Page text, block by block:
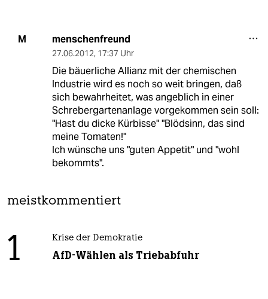
M menschenfreund
27.06.2012, 17:37 Uhr
Die bäuerliche Allianz mit der chemischen
Industrie wird es noch so weit bringen, daß
sich bewahrheitet, was angeblich in einer
Schrebergartenanlage vorgekommen sein soll:
"Hast du dicke Kürbisse" "Blödsinn, das sind
meine Tomaten!"
Ich wünsche uns "guten Appetit" und "wohl
bekommts".
meistkommentiert
1 Krise der Demokratie
AfD-Wählen als Triebabfuhr